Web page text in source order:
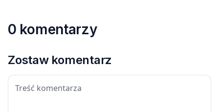
0 komentarzy
Zostaw komentarz